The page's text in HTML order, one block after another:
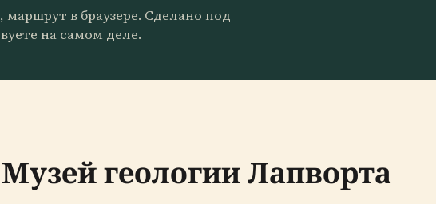
маршрут в браузере. Сделано под
на самом деле.
геологии Лапворта